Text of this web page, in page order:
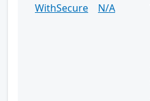
WithSecure
N/A